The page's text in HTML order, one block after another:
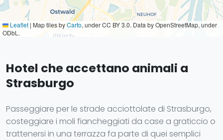
Leaflet | Map tiles byCarto, under CC BY 3.0. Data by OpenStreetMap, under
ODbL.
Hotel che accettano animali a
Strasburgo
Passeggiare per le strade acciottolate di Strasburgo,
costeggiare i moli fiancheggiati da case a graticcio o
trattenersi in una terrazza fa parte di quei semplici